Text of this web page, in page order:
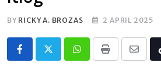
BY RICKY A. BROZAS 2 APRIL 2025
Whatsapp
Print
Share